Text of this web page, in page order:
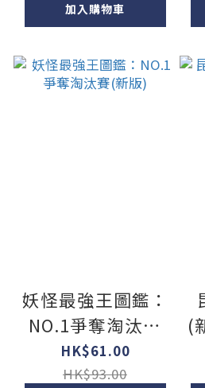
加入購物車
妖怪最強王圖鑑：
NO.1爭奪淘汰賽
(新版)
HK$61.00
HK$93.00
(